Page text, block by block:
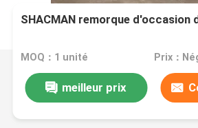
SHACMAN remorque d'occasion
MOQ：1 unité Prix：
meilleur prix